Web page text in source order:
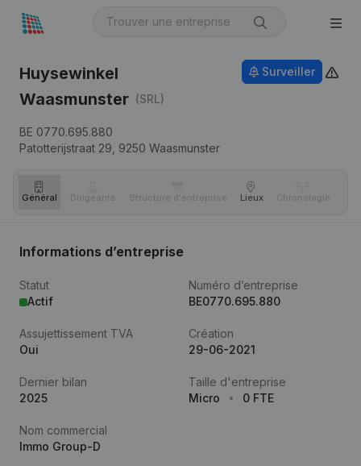
Huysewinkel
Waasmunster (SRL)
BE 0770.695.880
Patotterijstraat 29, 9250 Waasmunster
Surveiller
Général Dirigeants Structure d'entreprise Lieux Chronologie
Informations d’entreprise
Statut
Actif
Numéro d’entreprise
BE0770.695.880
Assujettissement TVA
Oui
Création
29-06-2021
Dernier bilan
2025
Taille d'entreprise
Micro
0 FTE
Nom commercial
Immo Group-D